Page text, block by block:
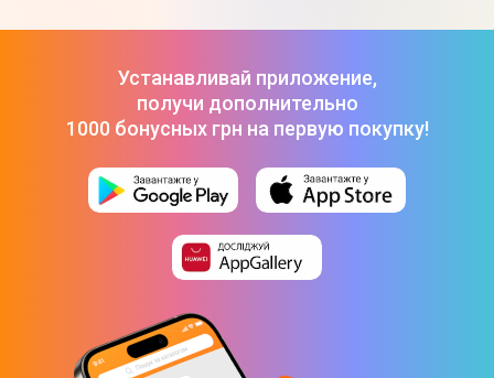
Устанавливай приложение,
получи дополнительно
1000 бонусных грн на первую покупку!